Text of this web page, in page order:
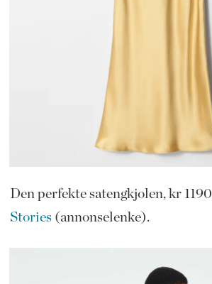
Den perfekte satengkjolen, kr 1190
Stories(annonselenke).